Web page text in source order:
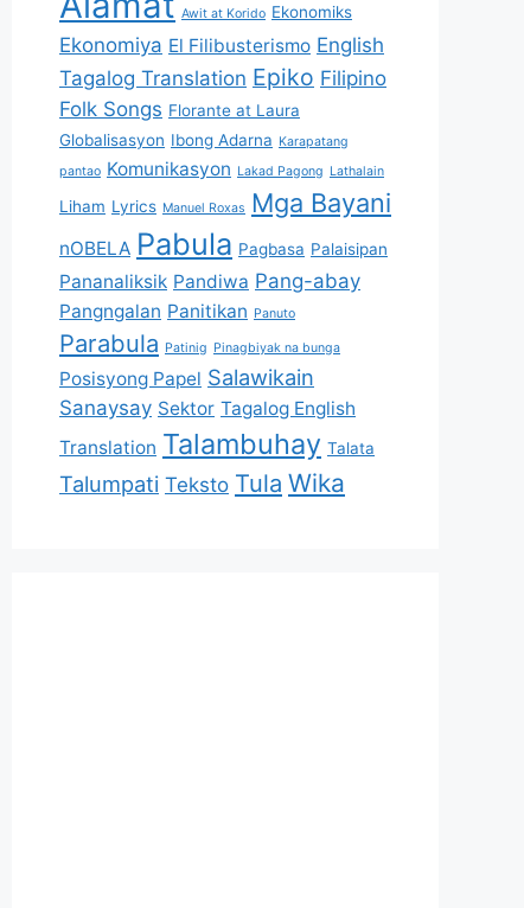
Awit at Korido Ekonomiks
Ekonomiya El Filibusterismo English
Tagalog Translation Epiko Filipino
Folk Songs Florante at Laura
Globalisasyon Ibong Adarna Karapatang
pantao Komunikasyon Lakad Pagong Lathalain
Liham Lyrics Manuel Roxas Mga Bayani
nOBELA Pabula Pagbasa Palaisipan
Pananaliksik Pandiwa Pang-abay
Pangngalan Panitikan Panuto
Parabula Patinig Pinagbiyak na bunga
Posisyong Papel Salawikain
Sanaysay Sektor Tagalog English
Translation Talambuhay Talata
Talumpati Teksto Tula Wika